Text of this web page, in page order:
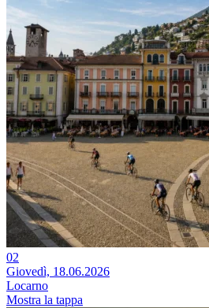
02
Giovedì, 18.06.2026
Locarno
Mostra la tappa